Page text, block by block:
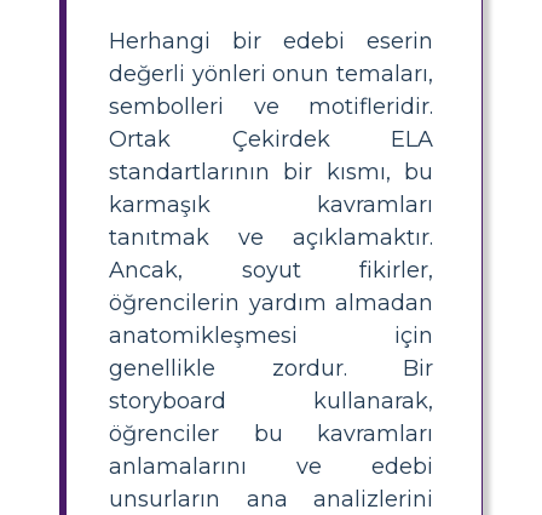
Herhangi bir edebi eserin
değerli yönleri onun temaları,
sembolleri ve motifleridir.
Ortak Çekirdek ELA
standartlarının bir kısmı, bu
karmaşık kavramları
tanıtmak ve açıklamaktır.
Ancak, soyut fikirler,
öğrencilerin yardım almadan
anatomikleşmesi için
genellikle zordur. Bir
storyboard kullanarak,
öğrenciler bu kavramları
anlamalarını ve edebi
unsurların ana analizlerini